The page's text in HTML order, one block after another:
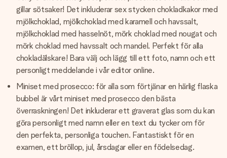
gillar sötsaker! Det inkluderar sex stycken chokladkakor med
mjölkchoklad, mjölkchoklad med karamell och havssalt,
mjölkchoklad med hasselnöt, mörk choklad med nougat och
mörk choklad med havssalt och mandel. Perfekt för alla
chokladälskare! Bara välj och lägg till ett foto, namn och ett
personligt meddelande i vår editor online.
Miniset med prosecco: för alla som förtjänar en härlig flaska
bubbel är vårt miniset med prosecco den bästa
överraskningen! Det inkluderar ett graverat glas som du kan
göra personligt med namn eller en text du tycker om för
den perfekta, personliga touchen. Fantastiskt för en
examen, ett bröllop, jul, årsdagar eller en födelsedag.